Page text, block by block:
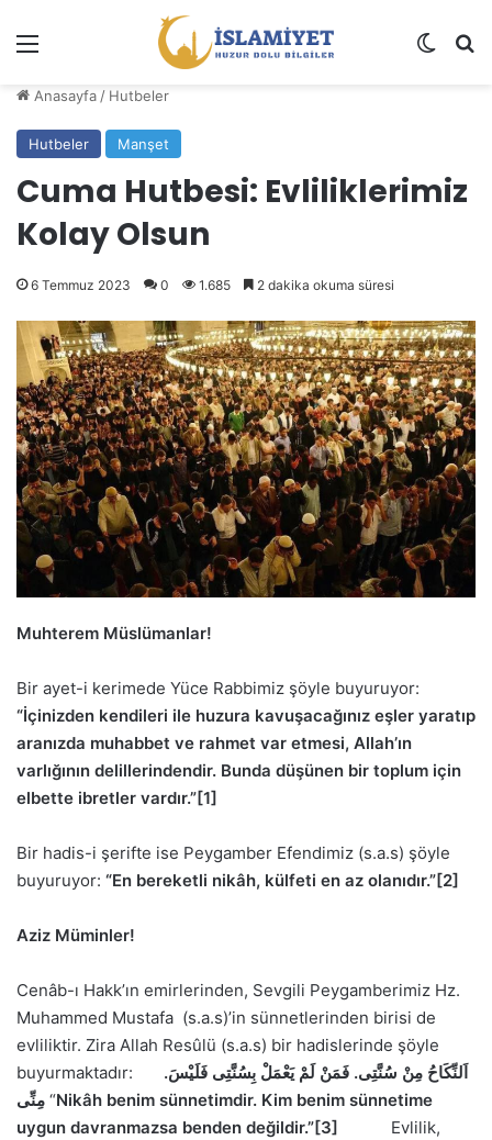
Dış
Anasayfa / Hutbeler
Hutbeler Manşet
Cuma Hutbesi: Evliliklerimiz
Kolay Olsun
6 Temmuz 2023 0 1.685 2 dakika okuma süresi
Muhterem Müslümanlar!
Bir ayet-i kerimede Yüce Rabbimiz şöyle buyuruyor:
“İçinizden kendileri ile huzura kavuşacağınız eşler yaratıp
aranızda muhabbet ve rahmet var etmesi, Allah’ın
varlığının delillerindendir. Bunda düşünen bir toplum için
elbette ibretler vardır.”[1]
Bir hadis-i şerifte ise Peygamber Efendimiz (s.a.s) şöyle
buyuruyor: “En bereketli nikâh, külfeti en az olanıdır.”[2]
Aziz Müminler!
Cenâb-ı Hakk’ın emirlerinden, Sevgili Peygamberimiz Hz.
Muhammed Mustafa (s.a.s)’in sünnetlerinden birisi de
evliliktir. Zira Allah Resûlü (s.a.s) bir hadislerinde şöyle
buyurmaktadır: . اَلنِّكَاحُ مِنْ سُنَّتِى. فَمَنْ لَمْ يَعْمَلْ بِسُنَّتِى فَلَيْسَ
مِنِّى “Nikâh benim sünnetimdir. Kim benim sünnetime
uygun davranmazsa benden değildir.”[3]
Evlilik,